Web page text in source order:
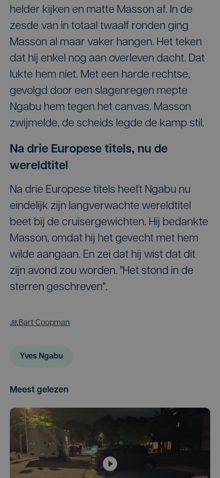
helder kijken en matte Masson af. In de
zesde van in totaal twaalf ronden ging
Masson al maar vaker hangen. Het teken
dat hij enkel nog aan overleven dacht. Dat
lukte hem niet. Met een harde rechtse,
gevolgd door een slagenregen mepte
Ngabu hem tegen het canvas. Masson
zwijmelde, de scheids legde de kamp stil.
Na drie Europese titels, nu de
wereldtitel
Na drie Europese titels heeft Ngabu nu
eindelijk zijn langverwachte wereldtitel
beet bij de cruisergewichten. Hij bedankte
Masson, omdat hij het gevecht met hem
wilde aangaan. En zei dat hij wist dat dit
zijn avond zou worden. "Het stond in de
sterren geschreven".
Bart Coopman
Yves Ngabu
Meest gelezen